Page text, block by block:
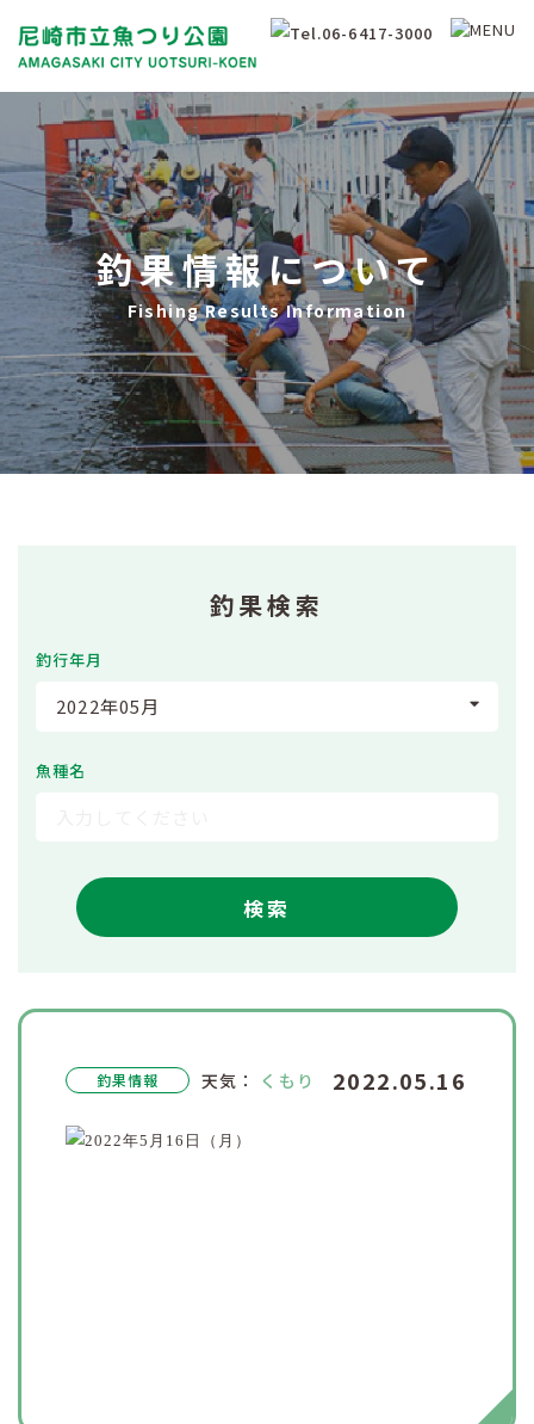
釣果情報について
Fishing Results Information
釣果検索
釣行年月
2022年05月
魚種名
検索
釣果情報 天気： くもり 2022.05.16